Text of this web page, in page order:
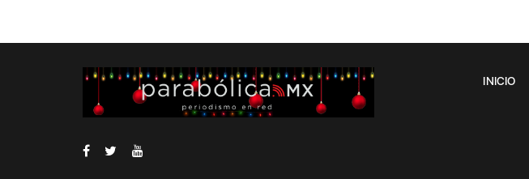
INICIO